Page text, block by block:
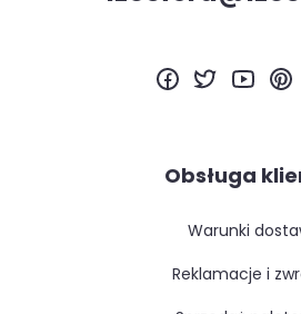
Obsługa
warunki
reklamacje i